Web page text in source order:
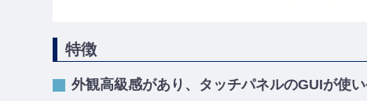
特徴
外観高級感があり、タッチパネルのGUIが使い